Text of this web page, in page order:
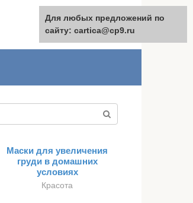
English
Маски для увеличения
груди в домашних
условиях
Красота
Для любых предложений по
сайту: cartica@cp9.ru